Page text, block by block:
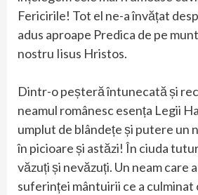
Fericirile! Tot el ne-a învățat
adus aproape Predica de pe
nostru Iisus Hristos.
Dintr-o peșteră întunecată și
neamul românesc esența Legii
umplut de blândețe și putere un
în picioare și astăzi! În ciuda
văzuți și nevăzuți. Un neam care
suferinței mântuirii ce a culminat